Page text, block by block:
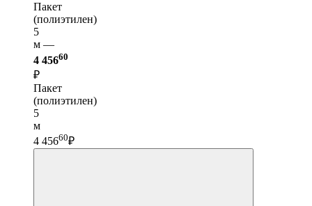
Пакет
(полиэтилен)
5
м —
4 45660
₽
Пакет
(полиэтилен)
5
м
4 45660₽